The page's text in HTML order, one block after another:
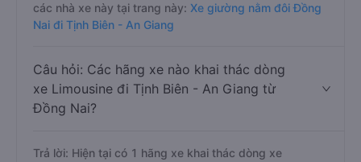
các nhà xe này tại trang này: Xe giường nằm đôi Đồng
Nai đi Tịnh Biên - An Giang
Câu hỏi: Các hãng xe nào khai thác dòng
xe Limousine đi Tịnh Biên - An Giang từ
Đồng Nai?
Trả lời: Hiện tại có 1 hãng xe khai thác dòng xe